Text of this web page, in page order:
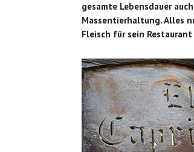
gesamte Lebensdauer
Massentierhaltung. Alles
Fleisch für sein